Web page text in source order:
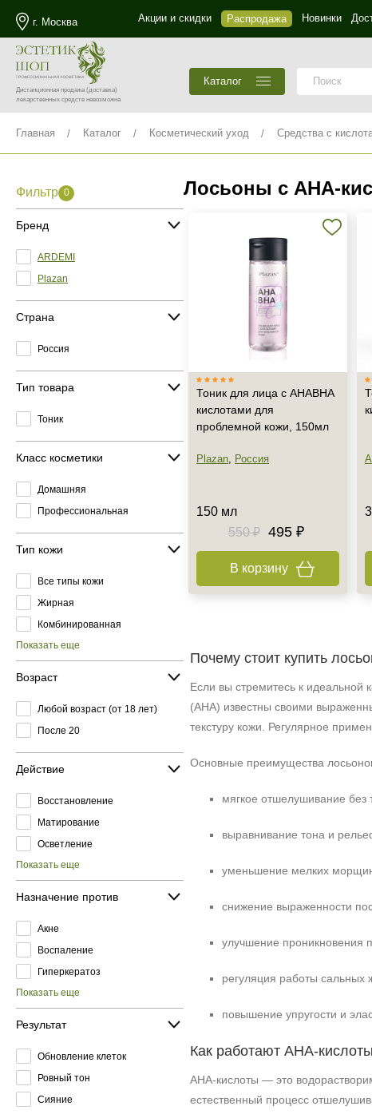
г. Москва Акции и скидки Распродажа Новинки
Дистанционная продажа(доставка)
лекарственных средств невозможна
Каталог
Главная Каталог Косметический уход Средства с
Фильтр 0
Бренд
ARDEMI
Plazan
Страна
Россия
Тип товара
Тоник
Класс косметики
Домашняя
Профессиональная
Тип кожи
Все типы кожи
Жирная
Комбинированная
Показать еще
Возраст
Любой возраст (от 18 лет)
После 20
Действие
Восстановление
Матирование
Осветление
Показать еще
Назначение против
Акне
Воспаление
Гиперкератоз
Показать еще
Результат
Обновление клеток
Ровный тон
Сияние
Лосьоны с
Тоник для лица с АНАВНА
кислотами для
проблемной кожи, 150мл
Plazan, Россия
150 мл
550 ₽
495 ₽
В корзину
Почему стоит купить
Если вы стремитесь к
(AHA) известны своими
текстуру кожи. Регулярное
Основные преимущества
мягкое отшелушивание без
выравнивание тона и
уменьшение мелких
снижение выраженности
улучшение проникновения
регуляция работы
повышение упругости и
Как работают
AHA‑кислоты — это
естественный процесс